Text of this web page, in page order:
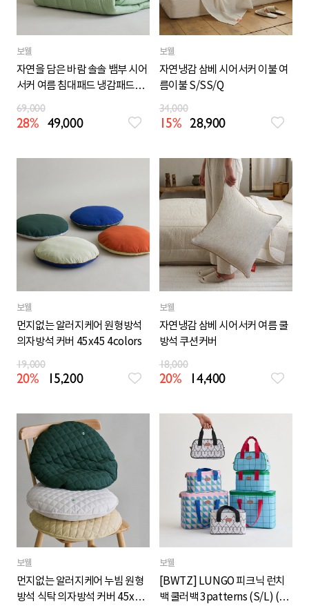
보웰
자연을 담은 바람 솔솔 뱀부 시어
서커 여름 침대패드 냉감패드
S/SS/Q/LK
69,000
28% 49,000
보웰
자연냉감 삼베 시어서커 이불 여
름이불 S/SS/Q
34,000
15% 28,900
보웰
먼지없는 알러지케어 원형방석
의자방석 커버 45x45 4colors
19,000
20% 15,200
보웰
자연냉감 삼베 시어서커 여름 쿨
방석 쿠션커버
18,000
20% 14,400
보웰
먼지없는 알러지케어 누빔 원형
방석 식탁 의자방석 커버 45x45
보웰
[BWTZ] LUNGO 피크닉 런치
백 쿨러백 3patterns (S/L) (보